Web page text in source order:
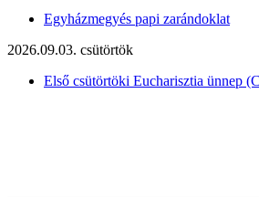
Egyházmegyés papi zarándoklat
2026.09.03. csütörtök
Első csütörtöki Eucharisztia ünnep